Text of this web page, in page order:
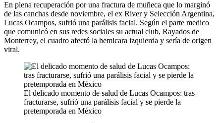
En plena recuperación por una fractura de muñeca que lo marginó
de las canchas desde noviembre, el ex River y Selección Argentina,
Lucas Ocampos, sufrió una parálisis facial. Según el parte medico
que comunicó en sus redes sociales su actual club, Rayados de
Monterrey, el cuadro afectó la hemicara izquierda y sería de origen
viral.
El delicado momento de salud de Lucas Ocampos: tras
fracturarse, sufrió una parálisis facial y se pierde la
pretemporada en México